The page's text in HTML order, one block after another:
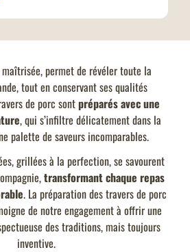
permet de révéler toute la
tout en conservant ses qualités
de porc sontpréparés avec une
, qui s’infiltre délicatement dans la
palette de saveurs incomparables.
grillées à la perfection, se savourent
transformant chaque repas
. La préparation des travers de porc
de notre engagement à offrir une
des traditions, mais toujours
inventive.